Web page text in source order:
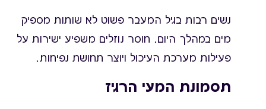
נשים רבות בגיל המעבר פשוט לא שותות מספיק
מים במהלך היום. חוסר נוזלים משפיע ישירות על
פעילות מערכת העיכול ויוצר תחושת נפיחות.
תסמונת המעי הרגיז